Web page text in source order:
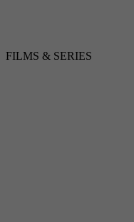
FILMS & SERIES